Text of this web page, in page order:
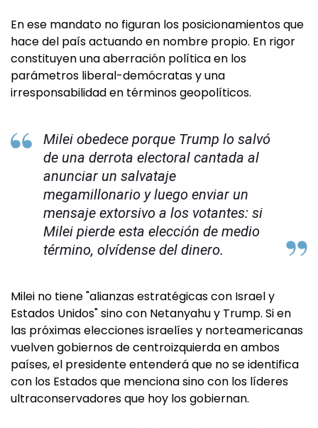
En ese mandato no figuran los posicionamientos que
hace del país actuando en nombre propio. En rigor
constituyen una aberración política en los
parámetros liberal-demócratas y una
irresponsabilidad en términos geopolíticos.
Milei obedece porque Trump lo salvó
de una derrota electoral cantada al
anunciar un salvataje
megamillonario y luego enviar un
mensaje extorsivo a los votantes: si
Milei pierde esta elección de medio
término, olvídense del dinero.
Milei no tiene "alianzas estratégicas con Israel y
Estados Unidos" sino con Netanyahu y Trump. Si en
las próximas elecciones israelíes y norteamericanas
vuelven gobiernos de centroizquierda en ambos
países, el presidente entenderá que no se identifica
con los Estados que menciona sino con los líderes
ultraconservadores que hoy los gobiernan.